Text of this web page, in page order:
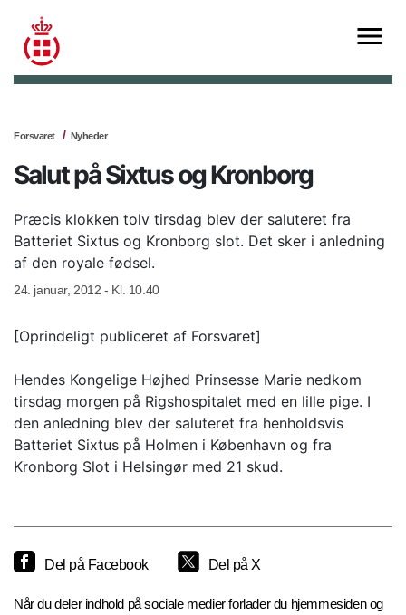
Forsvaret Nyheder
Salut på Sixtus og Kronborg
Præcis klokken tolv tirsdag blev der saluteret fra
Batteriet Sixtus og Kronborg slot. Det sker i anledning
af den royale fødsel.
24. januar, 2012 - Kl. 10.40
[Oprindeligt publiceret af Forsvaret]
Hendes Kongelige Højhed Prinsesse Marie nedkom
tirsdag morgen på Rigshospitalet med en lille pige. I
den anledning blev der saluteret fra henholdsvis
Batteriet Sixtus på Holmen i København og fra
Kronborg Slot i Helsingør med 21 skud.
Del på Facebook Del på X
Når du deler indhold på sociale medier forlader du hjemmesiden og